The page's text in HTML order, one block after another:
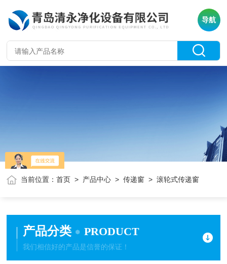
导航
当前位置：首页 > 产品中心 >传递窗 > 滚轮式传递窗
产品分类 PRODUCT
我们相信好的产品是信誉的保证！